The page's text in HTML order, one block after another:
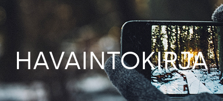
HAVAINTOKIRJA